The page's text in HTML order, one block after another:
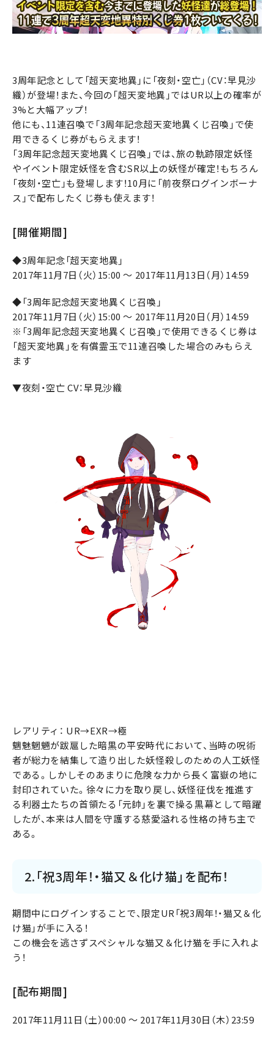
3周年記念として「超天変地異」に「夜刻・空亡」（CV：早見沙
織）が登場！また、今回の「超天変地異」ではUR以上の確率が
3%と大幅アップ！
他にも、11連召喚で「3周年記念超天変地異くじ召喚」で使
用できるくじ券がもらえます！
「3周年記念超天変地異くじ召喚」では、旅の軌跡限定妖怪
やイベント限定妖怪を含むSR以上の妖怪が確定！もちろん
「夜刻・空亡」も登場します！10月に「前夜祭ログインボーナ
ス」で配布したくじ券も使えます！
[開催期間]
◆3周年記念「超天変地異」
2017年11月7日（火）15:00 ～ 2017年11月13日（月）14:59
◆「3周年記念超天変地異くじ召喚」
2017年11月7日（火）15:00 ～ 2017年11月20日（月）14:59
※「3周年記念超天変地異くじ召喚」で使用できるくじ券は
「超天変地異」を有償霊玉で11連召喚した場合のみもらえ
ます
▼夜刻・空亡 CV：早見沙織
レアリティ： UR→EXR→極
魑魅魍魎が跋扈した暗黒の平安時代において、当時の呪術
者が総力を結集して造り出した妖怪殺しのための人工妖怪
である。しかしそのあまりに危険な力から長く富嶽の地に
封印されていた。徐々に力を取り戻し、妖怪征伐を推進す
る利器土たちの首領たる「元帥」を裏で操る黒幕として暗躍
したが、本来は人間を守護する慈愛溢れる性格の持ち主で
ある。
2.「祝3周年！・猫又＆化け猫」を配布！
期間中にログインすることで、限定UR「祝3周年！・猫又＆化
け猫」が手に入る！
この機会を逃さずスペシャルな猫又＆化け猫を手に入れよ
う！
[配布期間]
2017年11月11日（土）00:00 ～ 2017年11月30日（木）23:59